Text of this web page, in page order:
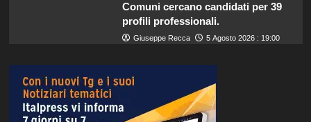
Comuni cercano candidati per 39
profili professionali.
Giuseppe Recca 5 Agosto 2026 : 19:00